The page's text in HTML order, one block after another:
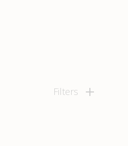
Filters